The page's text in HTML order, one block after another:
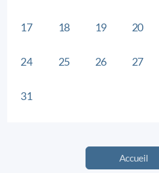
17 18 19 20
24 25 26 27
31
Accueil
Devenir bénévole